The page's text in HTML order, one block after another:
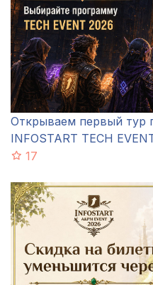
Открываем первый тур
INFOSTART TECH
17